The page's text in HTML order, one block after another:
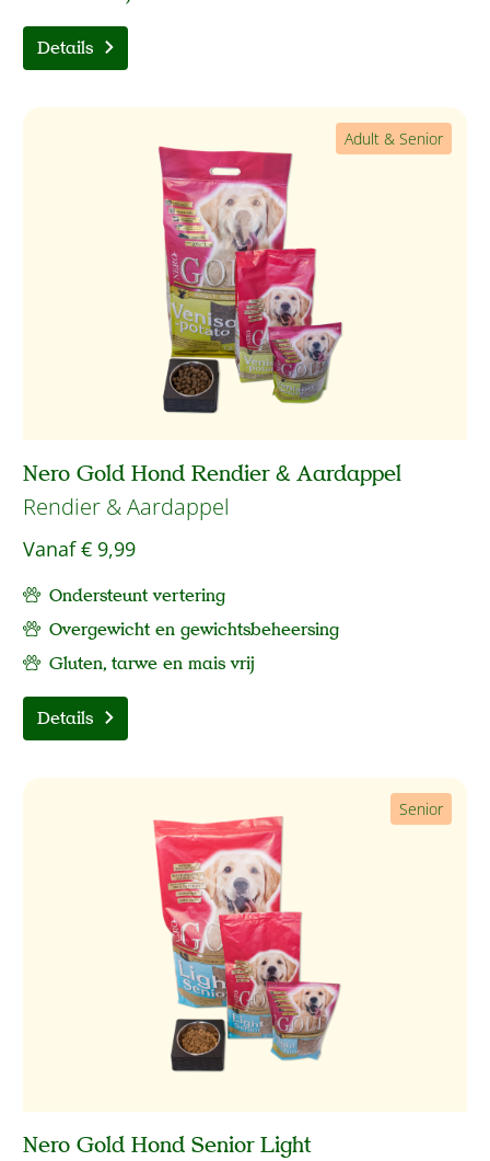
Details
Adult & Senior
Nero Gold Hond Rendier & Aardappel
Rendier & Aardappel
Vanaf€ 9,99
Ondersteunt vertering
Overgewicht en gewichtsbeheersing
Gluten, tarwe en mais vrij
Details
Senior
Nero Gold Hond Senior Light